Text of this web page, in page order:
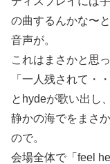
の曲するんかな〜
音声が。
これはまさかと思
「一人残されて・・
とhydeが歌い出し
静かの海でをまさ
ので。
会場全体で「feel